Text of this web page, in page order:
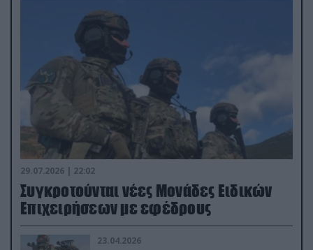
29.07.2026 | 22:02
Συγκροτούνται νέες Μονάδες Ειδικών
Επιχειρήσεων με εφέδρους
23.04.2026